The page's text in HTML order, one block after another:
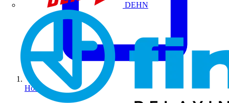
DEHN
Home